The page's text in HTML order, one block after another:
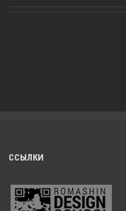
ССЫЛКИ